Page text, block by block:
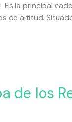
la principal
de altitud.
de los